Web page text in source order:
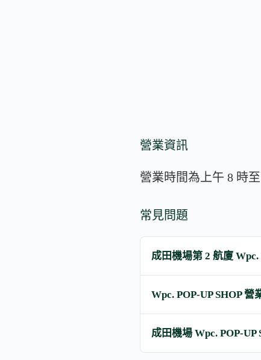
營業資訊
營業時間為上午 8 時至
常見問題
成田機場第 2 航廈 Wpc.
Wpc. POP-UP SHOP 營
成田機場 Wpc. POP-UP